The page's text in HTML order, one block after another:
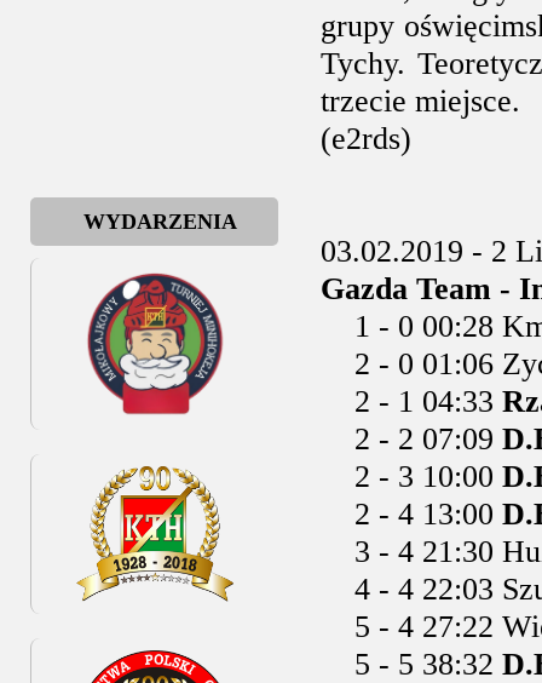
WYDARZENIA
grupy
Tychy.
trzecie miejsce.
(e2rds)
03.02.2019 - 2
Gazda Team -
1 - 0 00:28
2 - 0 01:06
2 - 1 04:33
2 - 2 07:09
2 - 3 10:00
2 - 4 13:00
3 - 4 21:30
4 - 4 22:03
5 - 4 27:22
5 - 5 38:32